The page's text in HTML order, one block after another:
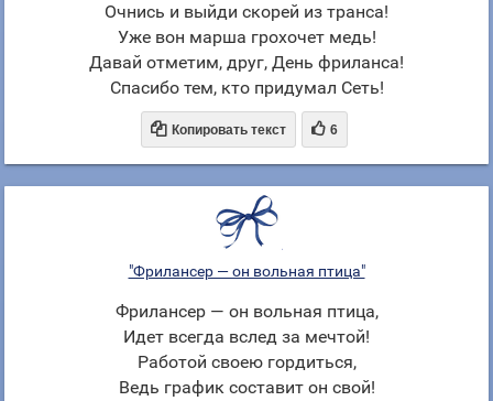
Очнись и выйди скорей из транса!
Уже вон марша грохочет медь!
Давай отметим, друг, День фриланса!
Спасибо тем, кто придумал Сеть!
 Копировать текст  6
"Фрилансер — он вольная птица"
Фрилансер — он вольная птица,
Идет всегда вслед за мечтой!
Работой своею гордиться,
Ведь график составит он свой!